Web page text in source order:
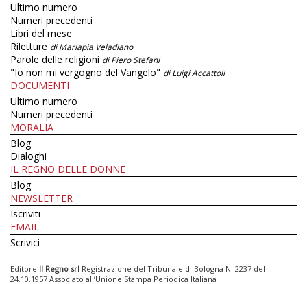
Ultimo numero
Numeri precedenti
Libri del mese
Riletture di Mariapia Veladiano
Parole delle religioni di Piero Stefani
"Io non mi vergogno del Vangelo" di Luigi Accattoli
DOCUMENTI
Ultimo numero
Numeri precedenti
MORALIA
Blog
Dialoghi
IL REGNO DELLE DONNE
Blog
NEWSLETTER
Iscriviti
EMAIL
Scrivici
Editore Il Regno srl Registrazione del Tribunale di Bologna N. 2237 del
24.10.1957 Associato all’Unione Stampa Periodica Italiana